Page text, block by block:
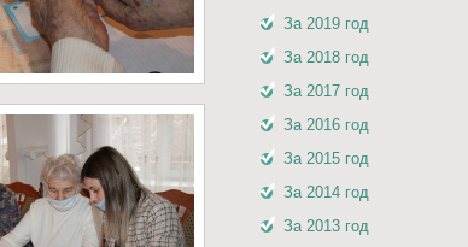
За 2019 год
За 2018 год
За 2017 год
За 2016 год
За 2015 год
За 2014 год
За 2013 год